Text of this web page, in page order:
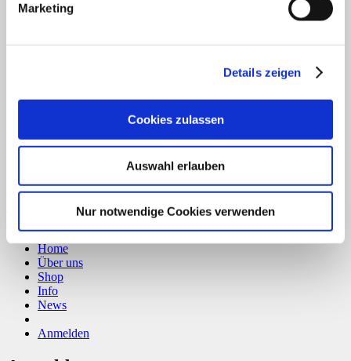
Marketing
Details zeigen
Cookies zulassen
Auswahl erlauben
Nur notwendige Cookies verwenden
Copyright 2026 ©CLOUDROCKER
Home
Über uns
Shop
Info
News
Anmelden